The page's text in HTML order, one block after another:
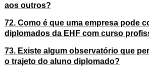
aos outros?
72. Como é que uma empresa pode
diplomados da EHF com curso
73. Existe algum observatório que
o trajeto do aluno diplomado?